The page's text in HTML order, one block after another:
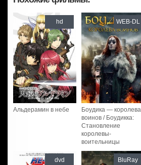
Альдерамин в небе
hd
Боудика — королева
воинов / Боудикка:
Становление
королевы-
воительницы
WEB-DL
dvd BluRay